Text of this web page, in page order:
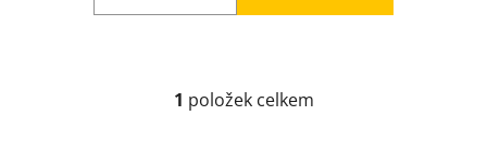
O
1 položek celkem